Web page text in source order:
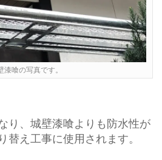
漆喰の写真です。
り、城壁漆喰よりも防水性が
替え工事に使用されます。